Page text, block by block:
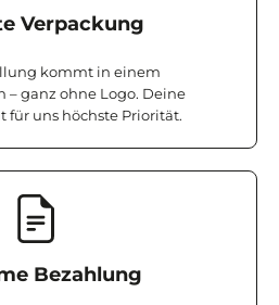
Verpackung
kommt in einem
– ganz ohne Logo. Deine
für uns höchste Priorität.
Bezahlung